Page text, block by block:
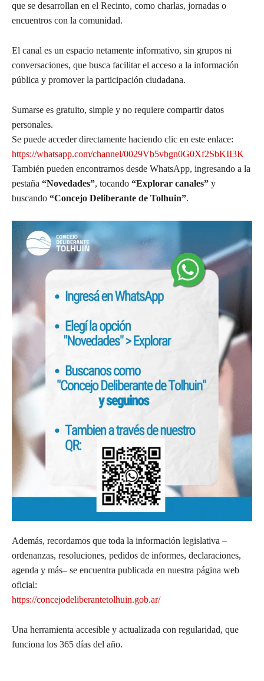
que se desarrollan en el Recinto, como charlas, jornadas o
encuentros con la comunidad.
El canal es un espacio netamente informativo, sin grupos ni
conversaciones, que busca facilitar el acceso a la información
pública y promover la participación ciudadana.
Sumarse es gratuito, simple y no requiere compartir datos
personales.
Se puede acceder directamente haciendo clic en este enlace:
https://whatsapp.com/channel/0029Vb5vbgn0G0Xf2SbKII3K
También pueden encontrarnos desde WhatsApp, ingresando a la
pestaña “Novedades”, tocando “Explorar canales” y
buscando “Concejo Deliberante de Tolhuin”.
Además, recordamos que toda la información legislativa –
ordenanzas, resoluciones, pedidos de informes, declaraciones,
agenda y más– se encuentra publicada en nuestra página web
oficial:
https://concejodeliberantetolhuin.gob.ar/
Una herramienta accesible y actualizada con regularidad, que
funciona los 365 días del año.